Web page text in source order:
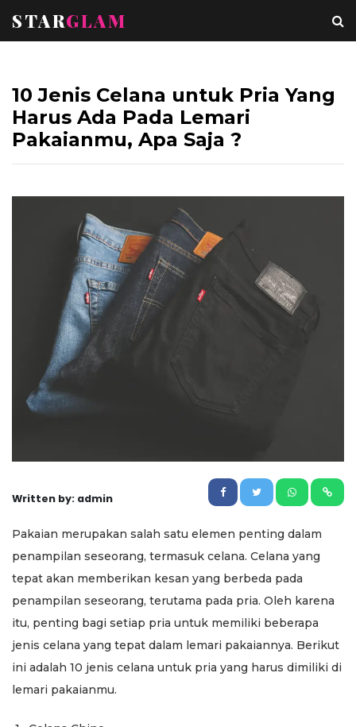
STARGLAM
10 Jenis Celana untuk Pria Yang
Harus Ada Pada Lemari
Pakaianmu, Apa Saja ?
Written by: admin
Pakaian merupakan salah satu elemen penting dalam
penampilan seseorang, termasuk celana. Celana yang
tepat akan memberikan kesan yang berbeda pada
penampilan seseorang, terutama pada pria. Oleh karena
itu, penting bagi setiap pria untuk memiliki beberapa
jenis celana yang tepat dalam lemari pakaiannya. Berikut
ini adalah 10 jenis celana untuk pria yang harus dimiliki di
lemari pakaianmu.